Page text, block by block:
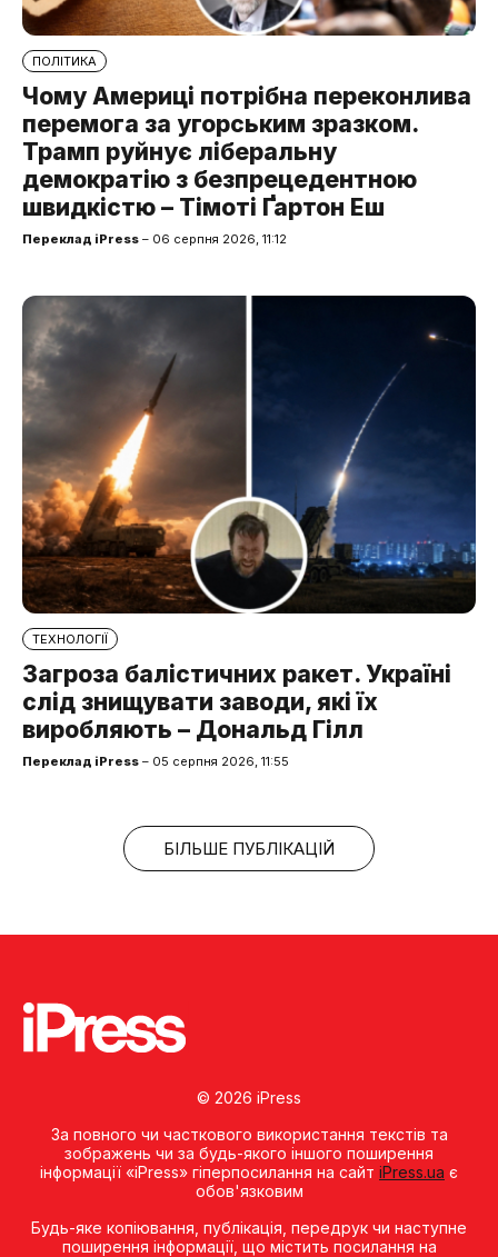
ПОЛІТИКА
Чому Америці потрібна переконлива
перемога за угорським зразком.
Трамп руйнує ліберальну
демократію з безпрецедентною
швидкістю – Тімоті Ґартон Еш
Переклад iPress – 06 серпня 2026, 11:12
ТЕХНОЛОГІЇ
Загроза балістичних ракет. Україні
слід знищувати заводи, які їх
виробляють – Дональд Гілл
Переклад iPress – 05 серпня 2026, 11:55
БІЛЬШЕ ПУБЛІКАЦІЙ
© 2026 iPress
За повного чи часткового використання текстів та
зображень чи за будь-якого іншого поширення
інформації «iPress» гіперпосилання на сайт iPress.ua є
обов'язковим
Будь-яке копiювання, публiкацiя, передрук чи наступне
поширення iнформацiї, що мiстить посилання на